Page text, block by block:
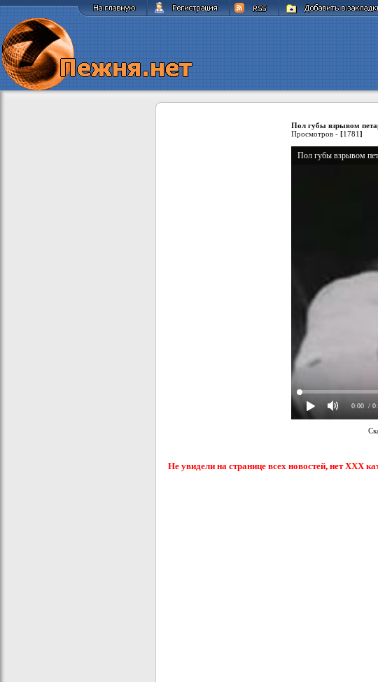
Пол губы взрывом
Просмотров - [1781]
Пол губы взрывом
0:00 /
Не увидели на странице всех новостей, нет XXX